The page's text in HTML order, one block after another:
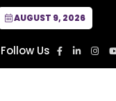
AUGUST 9, 2026
Follow Us